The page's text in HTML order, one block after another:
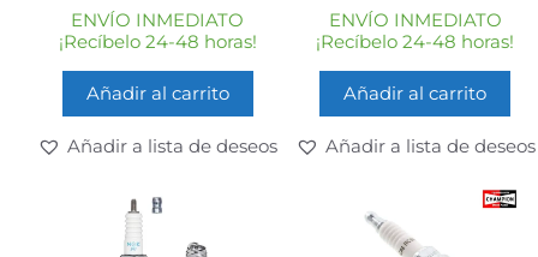
e
5
ENVÍO INMEDIATO
¡Recíbelo 24-48 horas!
Añadir al carrito
Añadir a lista de deseos
e
5
ENVÍO INMEDIATO
¡Recíbelo 24-48 horas!
Añadir al carrito
Añadir a lista de deseos